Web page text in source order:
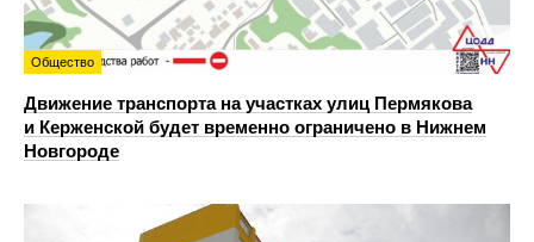
Общество
Движение транспорта на участках улиц Пермякова
и Керженской будет временно ограничено в Нижнем
Новгороде